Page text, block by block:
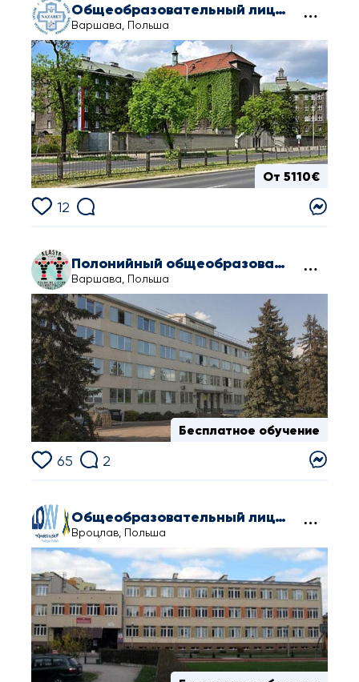
Общеобразовательный лицей сестер Назарета
Варшава, Польша
От 5110€
12
Полонийный общеобразовательный лицей KLASYK
Варшава, Польша
Бесплатное обучение
65 2
Общеобразовательный лицей №15 во Вроцлаве
Вроцлав, Польша